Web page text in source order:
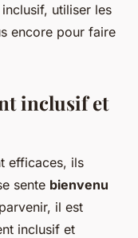
utiliser les
encore pour faire
inclusif et
efficaces, ils
sente bienvenu
il est
inclusif et